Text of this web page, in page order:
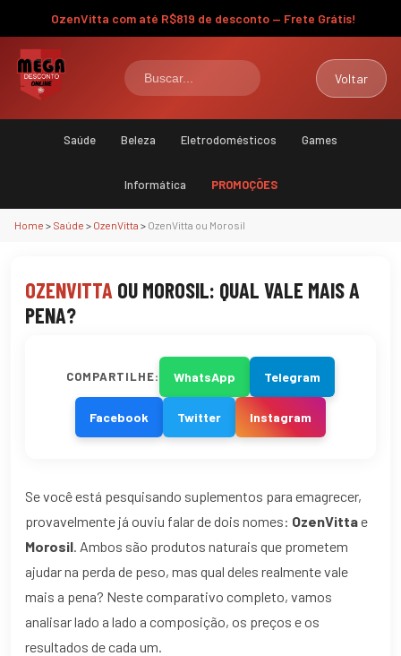
OzenVitta com até R$819 de desconto — Frete Grátis!
Voltar
Saúde Beleza Eletrodomésticos Games
Informática PROMOÇÕES
Home > Saúde > OzenVitta > OzenVitta ou Morosil
OZENVITTA OU MOROSIL: QUAL VALE MAIS A
PENA?
COMPARTILHE: WhatsApp Telegram
Facebook Twitter Instagram
Se você está pesquisando suplementos para emagrecer,
provavelmente já ouviu falar de dois nomes: OzenVittae
Morosil. Ambos são produtos naturais que prometem
ajudar na perda de peso, mas qual deles realmente vale
mais a pena? Neste comparativo completo, vamos
analisar lado a lado a composição, os preços e os
resultados de cada um.